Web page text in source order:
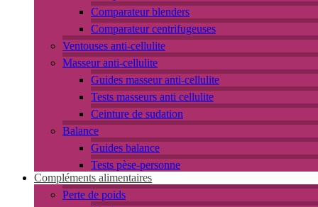
Comparateur blenders
Comparateur centrifugeuses
Ventouses anti-cellulite
Masseur anti-cellulite
Guides masseur anti-cellulite
Tests masseurs anti cellulite
Ceinture de sudation
Balance
Guides balance
Tests pèse-personne
Compléments alimentaires
Perte de poids